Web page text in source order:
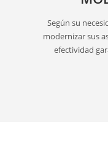
Según su
modernizar sus
efectividad